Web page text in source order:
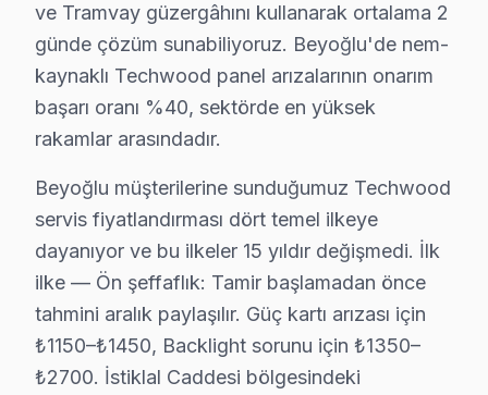
Bostan mahallesi, kendine has dinamikleriyle biliniyor.
Bülbül'de Techwood TV Servisi
Bülbül mahallesi, geçmişin izlerini taşırken,
Camii Kebir mahallesi, tarihî yapılarıyla tanınsa da,
Cihangir'de Techwood TV Servisi
Cihangir mahallesi, modern yaşam tarzı ile ön plana
Çatma Mescit'te Techwood TV Servisi
Çatma Mescit mahallesi, zengin tarihi dokusuyla
ve Tramvay güzergâhını kullanarak ortalama 2
günde çözüm sunabiliyoruz. Beyoğlu'de nem-
kaynaklı Techwood panel arızalarının onarım
başarı oranı %40, sektörde en yüksek
rakamlar arasındadır.
Beyoğlu müşterilerine sunduğumuz Techwood
servis fiyatlandırması dört temel ilkeye
dayanıyor ve bu ilkeler 15 yıldır değişmedi. İlk
ilke — Ön şeffaflık: Tamir başlamadan önce
tahmini aralık paylaşılır. Güç kartı arızası için
₺1150–₺1450, Backlight sorunu için ₺1350–
₺2700. İstiklal Caddesi bölgesindeki